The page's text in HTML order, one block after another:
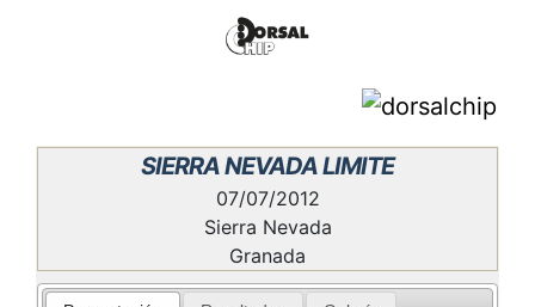
SIERRA NEVADA LIMITE
07/07/2012
Sierra Nevada
Granada